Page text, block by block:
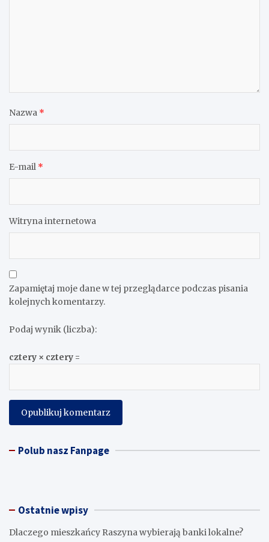
Nazwa *
E-mail *
Witryna internetowa
Zapamiętaj moje dane w tej przeglądarce podczas pisania
kolejnych komentarzy.
Podaj wynik (liczba):
cztery × cztery =
Polub nasz Fanpage
Ostatnie wpisy
Dlaczego mieszkańcy Raszyna wybierają banki lokalne?